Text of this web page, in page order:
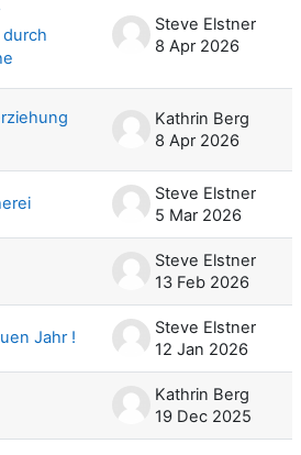
Steve Elstner
8 Apr 2026
Kathrin Berg
8 Apr 2026
Steve Elstner
5 Mar 2026
Steve Elstner
13 Feb 2026
Jahr !
Steve Elstner
12 Jan 2026
Kathrin Berg
19 Dec 2025